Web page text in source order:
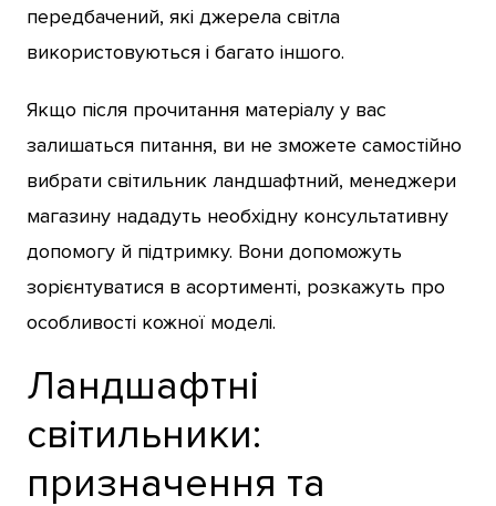
передбачений, які джерела світла
використовуються і багато іншого.
Якщо після прочитання матеріалу у вас
залишаться питання, ви не зможете самостійно
вибрати світильник ландшафтний, менеджери
магазину нададуть необхідну консультативну
допомогу й підтримку. Вони допоможуть
зорієнтуватися в асортименті, розкажуть про
особливості кожної моделі.
Ландшафтні
світильники:
призначення та